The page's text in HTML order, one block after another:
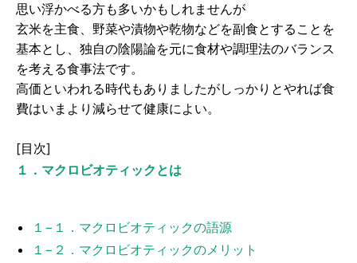
思い浮かべる方も多いかもしれませんが
玄米を主食、野菜や漬物や乾物などを副食とすることを
基本とし、独自の陰陽論を元に食材や調理法のバランス
を考える食事法です。
高価といわれる時代もありましたがしっかりとやれば食
費はいまより減らせて健康によい。
[目次]
１．マクロビオティックとは
１−１．マクロビオティックの語源
１−２．マクロビオティックのメリット